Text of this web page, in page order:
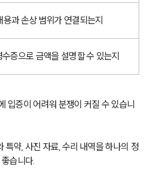
용과 손상 범위가 연결되는지
증으로 금액을 설명할 수 있는지
입증이 어려워 분쟁이 커질 수 있습니
특약, 사진 자료, 수리 내역을 하나의 정
습니다.